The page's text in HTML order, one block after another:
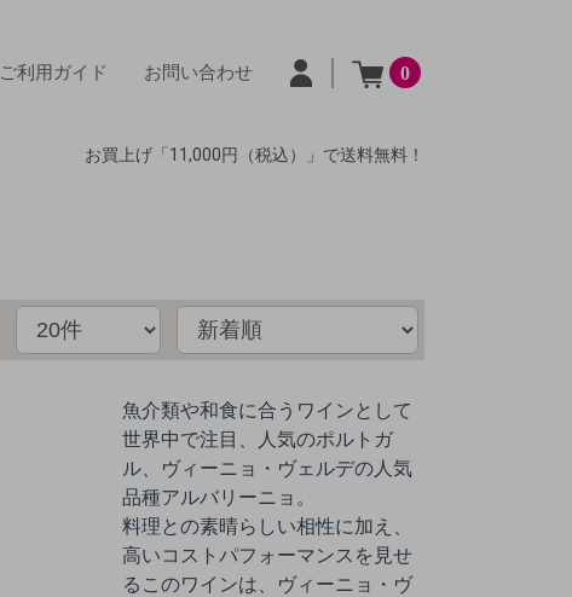
ご利用ガイド お問い合わせ 0
お買上げ「11,000円（税込）」で送料無料！
魚介類や和食に合うワインとして
世界中で注目、人気のポルトガ
ル、ヴィーニョ・ヴェルデの人気
品種アルバリーニョ。
料理との素晴らしい相性に加え、
高いコストパフォーマンスを見せ
るこのワインは、ヴィーニョ・ヴ